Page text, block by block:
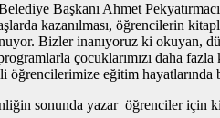
Başkanı Ahmet
kazanılması, öğrencilerin
Bizler inanıyoruz ki
çocuklarımızı daha
eğitim hayatlarında
sonunda yazar öğrenciler için